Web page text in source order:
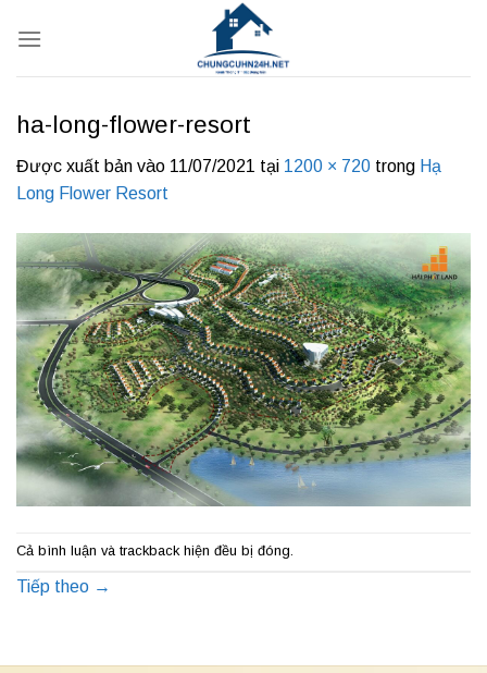
qua
ha-long-flower-resort
Được xuất bản vào 11/07/2021 tại 1200 × 720 trong Hạ
Long Flower Resort
Cả bình luận và trackback hiện đều bị đóng.
Tiếp theo →